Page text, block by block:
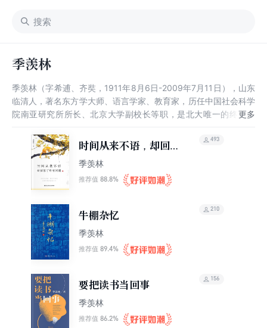
季羡林
季羡林（字希逋、齐奘，1911年8月6日-2009年7月11日），山东
临清人，著名东方学大师、语言学家、教育家，历任中国社会科学
院南亚研究所所长、北京大学副校长等职，是北大唯一的终身教
（英文、德文、梵文、巴利文），尤精于吐火罗文（当代世界上分
布区域最广的语系印欧语系中的一种独立语言，是世界上仅有的精
于此语言的几位学者之一）。其著作汇编成《季羡林文集》，共
24卷。生前曾撰文三辞桂冠：国学大师、学界泰斗、国宝。 季羡
林于2009年7月11日逝世，享年98岁。
时间从来不语，却回答
了所有问题
季羡林
推荐值 88.8%
493
牛棚杂忆
季羡林
推荐值 89.4%
210
要把读书当回事
季羡林
推荐值 86.2%
156